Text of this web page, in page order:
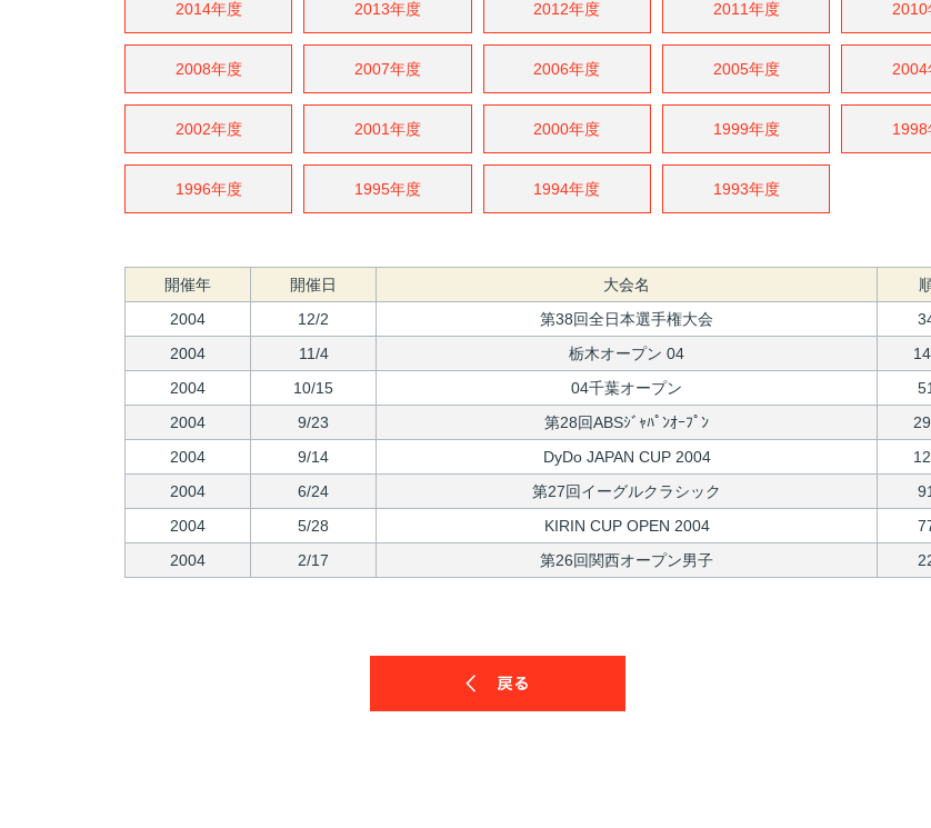
2014年度 2013年度 2012年度 2011年度 2010
2008年度 2007年度 2006年度 2005年度 2004
2002年度 2001年度 2000年度 1999年度 1998
1996年度 1995年度 1994年度 1993年度
開催年 開催日 大会名
2004
12/2 第38回全日本選手権大会
2004
11/4 栃木オープン 04
2004
10/15 04千葉オープン
2004
9/23 第28回ABSｼﾞｬﾊﾟﾝｵｰﾌﾟﾝ
2004
9/14 DyDo JAPAN CUP 2004
2004
6/24 第27回イーグルクラシック
2004
5/28 KIRIN CUP OPEN 2004
2004
2/17 第26回関西オープン男子